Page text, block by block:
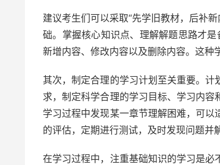
建议考生们可以采取“先学旧教材，后补
础。掌握核心知识点、理解解题思路才
新增内容、修改内容以及删除内容。这种
其次，制定合理的学习计划至关重要。
求，制定科学合理的学习目标、学习内
学习过程中发现某一章节理解困难，可
的评估，定期进行测试，及时发现问题并
在学习过程中，注重基础知识的学习是